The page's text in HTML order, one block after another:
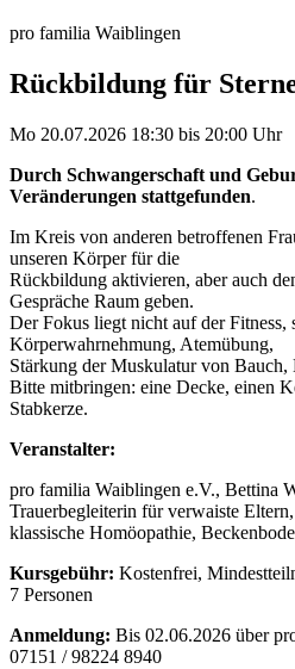
pro familia Waiblingen
Rückbildung für
Mo 20.07.2026 18:30 bis 20:00 Uhr
Durch Schwangerschaft und
Veränderungen stattgefunden.
Im Kreis von anderen betroffenen
unseren Körper für die
Rückbildung aktivieren, aber auch
Gespräche Raum geben.
Der Fokus liegt nicht auf der Fitness,
Körperwahrnehmung, Atemübung,
Stärkung der Muskulatur von Bauch,
Bitte mitbringen: eine Decke, einen
Stabkerze.
Veranstalter:
pro familia Waiblingen e.V., Bettina
Trauerbegleiterin für verwaiste Eltern,
klassische Homöopathie,
Kursgebühr: Kostenfrei,
7 Personen
Anmeldung: Bis 02.06.2026 über
07151 / 98224 8940